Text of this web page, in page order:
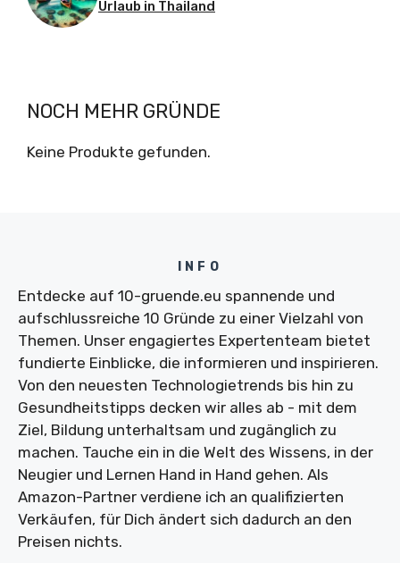
Urlaub in Thailand
NOCH MEHR GRÜNDE
Keine Produkte gefunden.
INFO
Entdecke auf 10-gruende.eu spannende und
aufschlussreiche 10 Gründe zu einer Vielzahl von
Themen. Unser engagiertes Expertenteam bietet
fundierte Einblicke, die informieren und inspirieren.
Von den neuesten Technologietrends bis hin zu
Gesundheitstipps decken wir alles ab - mit dem
Ziel, Bildung unterhaltsam und zugänglich zu
machen. Tauche ein in die Welt des Wissens, in der
Neugier und Lernen Hand in Hand gehen. Als
Amazon-Partner verdiene ich an qualifizierten
Verkäufen, für Dich ändert sich dadurch an den
Preisen nichts.